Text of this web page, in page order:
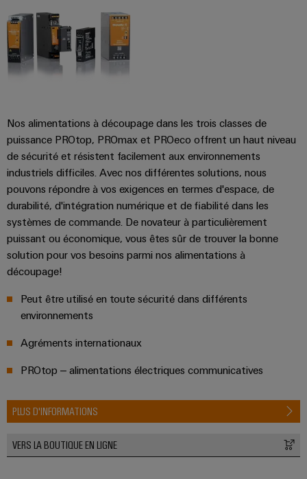
fer
Des
solutions
modernes
et
mobilité
respectueuse
du
climat
dans
le
transport
ferroviaire
Construction
navale
Solutions
raccordement
complètes
l'industrie
énergie
traditionnelle
de
la
imprimé
Services
de
connecteurs
imprimé
Original
Equipment
Manufacturer
(OEM)
Protection
Automatisation
Commandes
Systèmes
d'E/S
Ethernet
industriel
Écrans
tactiles
Outils
d'ingénierie
et
visualisation
Mesure
d'énergie
Weidmüller
Nos alimentations à découpage dans les trois classes de
puissance PROtop, PROmax et PROeco offrent un haut niveau
de sécurité et résistent facilement aux environnements
industriels difficiles. Avec nos différentes solutions, nous
pouvons répondre à vos exigences en termes d'espace, de
durabilité, d'intégration numérique et de fiabilité dans les
systèmes de commande. De novateur à particulièrement
puissant ou économique, vous êtes sûr de trouver la bonne
solution pour vos besoins parmi nos alimentations à
découpage!
Peut être utilisé en toute sécurité dans différents
environnements
Agréments internationaux
PROtop – alimentations électriques communicatives
PLUS D'INFORMATIONS
VERS LA BOUTIQUE EN LIGNE